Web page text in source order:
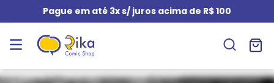
Pague em até 3x s/ juros acima de R$ 100